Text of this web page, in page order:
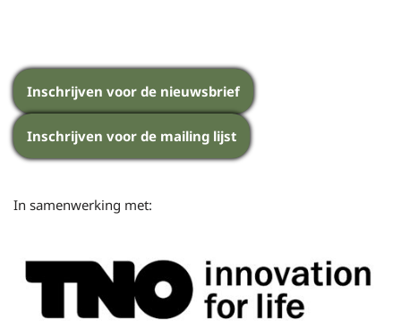
Inschrijven voor de nieuwsbrief
Inschrijven voor de mailing lijst
In samenwerking met: